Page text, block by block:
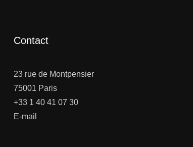
Contact
23 rue de Montpensier
75001 Paris
+33 1 40 41 07 30
E-mail